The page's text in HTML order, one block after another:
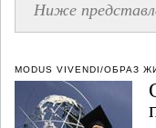
Ниже
MODUS VIVENDI/ОБРАЗ